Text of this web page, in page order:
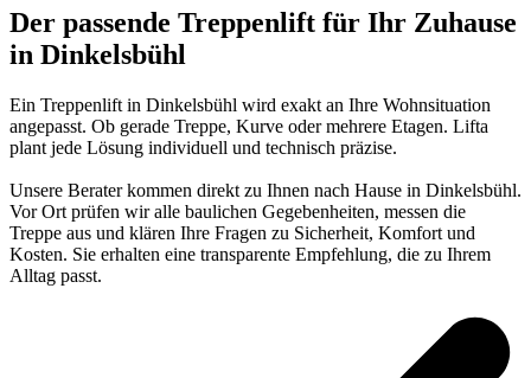
Der passende Treppenlift für Ihr Zuhause
in Dinkelsbühl
Ein Treppenlift in Dinkelsbühl wird exakt an Ihre Wohnsituation
angepasst. Ob gerade Treppe, Kurve oder mehrere Etagen. Lifta
plant jede Lösung individuell und technisch präzise.
Unsere Berater kommen direkt zu Ihnen nach Hause in Dinkelsbühl.
Vor Ort prüfen wir alle baulichen Gegebenheiten, messen die
Treppe aus und klären Ihre Fragen zu Sicherheit, Komfort und
Kosten. Sie erhalten eine transparente Empfehlung, die zu Ihrem
Alltag passt.